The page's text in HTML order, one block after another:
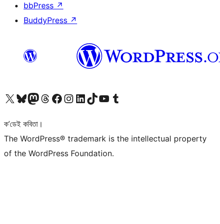
bbPress ↗
BuddyPress ↗
আমাৰ X (আগৰ Twitter) একাউণ্টলৈ যাওকআমাৰ Bluesky একাউণ্টলৈ যাওকআমাৰ Mastodon একাউণ্টলৈ যাওকআমাৰ Threads একাউণ্টলৈ যাওকআমাৰ Facebook পৃষ্ঠালৈ যাওকআমাৰ Instagram একাউণ্টলৈ যাওকআমাৰ LinkedIn একাউণ্টলৈ যাওকআমাৰ TikTok একাউণ্টলৈ যাওকআমাৰ YouTube চেনেললৈ যাওকআমাৰ Tumblr একাউণ্টলৈ যাওক
ক’ডেই কবিতা।
The WordPress® trademark is the intellectual property
of the WordPress Foundation.